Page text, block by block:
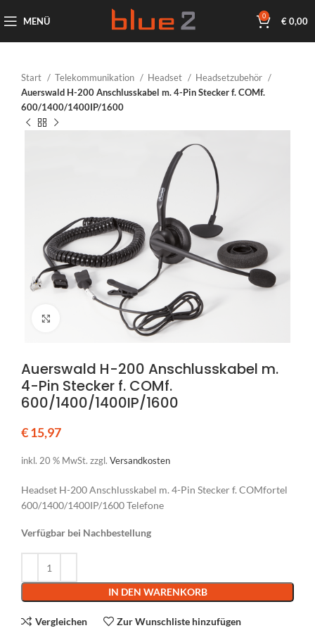
MENÜ 0 €0,00
Start Telekommunikation Headset
Headsetzubehör
Auerswald H-200 Anschlusskabel m. 4-Pin Stecker f. COMf.
600/1400/1400IP/1600
Klicken um zu vergrößern
Auerswald H-200 Anschlusskabel m.
4-Pin Stecker f. COMf.
600/1400/1400IP/1600
€15,97
inkl. 20 % MwSt. zzgl. Versandkosten
Headset H-200 Anschlusskabel m. 4-Pin Stecker f. COMfortel
600/1400/1400IP/1600 Telefone
Verfügbar bei Nachbestellung
IN DEN WARENKORB
Vergleichen Zur Wunschliste hinzufügen